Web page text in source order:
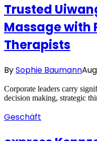
Trusted
Massage with
Therapists
BySophie Baumann
Corporate leaders carry
decision making, strategic
Geschäft